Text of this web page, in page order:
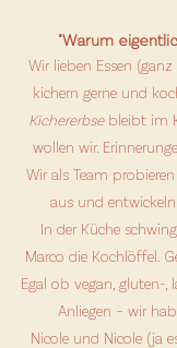
"Warum
Wir lieben Essen
kichern gerne und
Kichererbsebleibt im
wollen wir.
Wir als Team
aus und
In der Küche
Marco die Kochlöffel.
Egal ob vegan, gluten-,
Anliegen – wir
Nicole und Nicole (ja